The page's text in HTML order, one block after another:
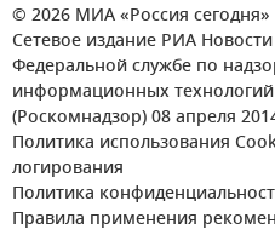
© 2026 МИА «Россия сегодня»
Сетевое издание РИА
Федеральной службе по
информационных
(Роскомнадзор) 08 апреля
Политика использования
логирования
Политика
Правила применения